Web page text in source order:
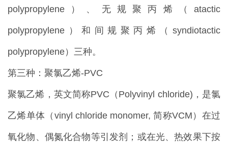
polypropylene）、无规聚丙烯（atactic
polypropylene）和间规聚丙烯（syndiotactic
polypropylene）三种。
第三种：聚氯乙烯-PVC
聚氯乙烯，英文简称PVC（Polyvinyl chloride)，是氯
乙烯单体（vinyl chloride monomer, 简称VCM）在过
氧化物、偶氮化合物等引发剂；或在光、热效果下按